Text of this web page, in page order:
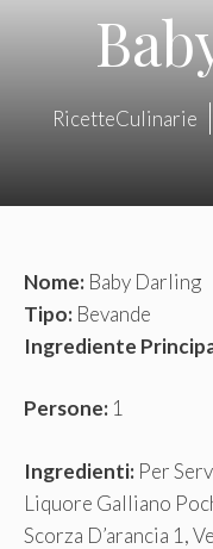
RicetteCulinarie
Nome: Baby Darling
Tipo: Bevande
Ingrediente
Persone: 1
Ingredienti: Per
Liquore Galliano
Scorza D’arancia 1,